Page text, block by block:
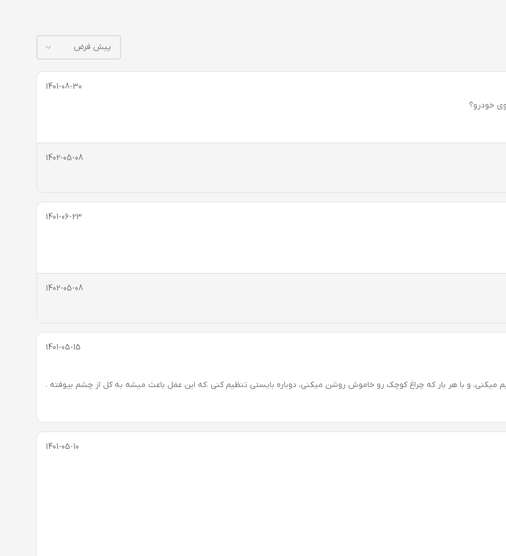
1401-08-30
خودرو؟
1402-05-08
1401-06-23
1402-05-08
1401-05-15
میکنی، و با هر بار که چراغ کوچک رو خاموش روشن میکنی، دوباره بایستی تنظیم کنی .که این عمل باعث میشه به کل از چشم بیوفته .
1401-05-10